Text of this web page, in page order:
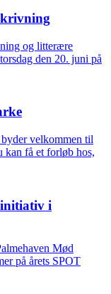
og litterære
den 20. juni på
velkommen til
kan få et forløb hos,
i
Mød
på årets SPOT